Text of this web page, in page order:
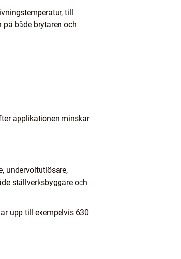
till
på både brytaren och
applikationen minskar
undervoltutlösare,
ställverksbyggare och
upp till exempelvis 630